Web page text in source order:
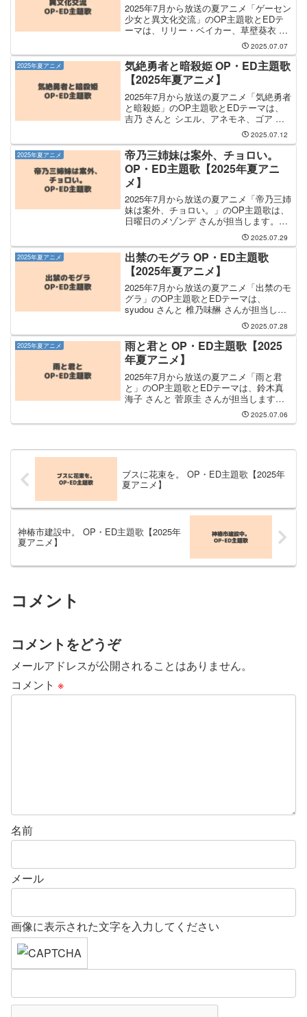
2025年7月から放送の夏アニメ「ゲーセン
少女と異文化交流」のOP主題歌とEDテ
ーマは、リリー・ベイカー、草壁葵衣 さ
んが担当します。OP主題歌は リリー・
ベイカー(CV：天城サリー)、草壁葵衣
(CV：小山内怜央) さんが担当し、OP主
題歌...
2025.07.07
2025年夏アニメ
気絶勇者と暗殺姫 OP・ED主題歌
【2025年夏アニメ】
2025年7月から放送の夏アニメ「気絶勇者
と暗殺姫」のOP主題歌とEDテーマは、
吉乃 さんと シエル、アネモネ、ゴア さ
んが担当します。OP主題歌を手掛けるの
は 吉乃 さんで、そのOP主題歌のタイト
ルは「天伝バラバラ」になります。シエ
ル、ア...
2025.07.12
2025年夏アニメ
帝乃三姉妹は案外、チョロい。
OP・ED主題歌【2025年夏アニ
メ】
2025年7月から放送の夏アニメ「帝乃三姉
妹は案外、チョロい。」のOP主題歌は、
日曜日のメゾンデ さんが担当します。日
曜日のメゾンデさんのOP曲の曲名は「君
にふさわしい奇跡」です。気になるとこ
ろまで読み飛ばす OP主題歌を見る ED曲
を見る...
2025.07.29
2025年夏アニメ
出禁のモグラ OP・ED主題歌
【2025年夏アニメ】
2025年7月から放送の夏アニメ「出禁のモ
グラ」のOP主題歌とEDテーマは、
syudou さんと 椎乃味醂 さんが担当しま
す。OP主題歌の担当はsyudouさんで、曲
名は「神頼み」です。EDテーマを手掛け
るのは 椎乃味醂 さんで、そのEDテ...
2025.07.28
2025年夏アニメ
雨と君と OP・ED主題歌【2025
年夏アニメ】
2025年7月から放送の夏アニメ「雨と君
と」のOP主題歌とEDテーマは、鈴木真
海子 さんと 菅原圭 さんが担当します。
OP主題歌の担当は鈴木真海子さんで、曲
名は「雨と」です。鈴木真海子 さんのCD
2025.07.06
ブスに花束を。 OP・ED主題歌【2025年
夏アニメ】
神椿市建設中。 OP・ED主題歌【2025年
夏アニメ】
コメント
コメントをどうぞ
メールアドレスが公開されることはありません。
コメント ※
名前
メール
画像に表示された文字を入力してください